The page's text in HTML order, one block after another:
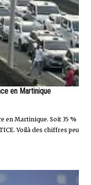
en Martinique
en Martinique. Soit 35 %
Voilà des chiffres peu